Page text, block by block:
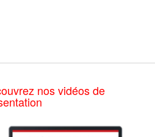
nos vidéos de